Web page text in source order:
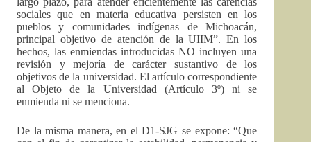
sociales que en materia educativa persisten en los
pueblos y comunidades indígenas de Michoacán,
principal objetivo de atención de la UIIM”. En los
hechos, las enmiendas introducidas NO incluyen una
revisión y mejoría de carácter sustantivo de los
objetivos de la universidad. El artículo correspondiente
al Objeto de la Universidad (Artículo 3º) ni se
enmienda ni se menciona.
De la misma manera, en el D1-SJG se expone: “Que